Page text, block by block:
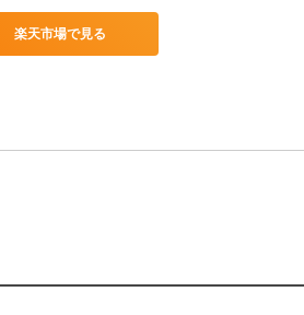
楽天市場で見る